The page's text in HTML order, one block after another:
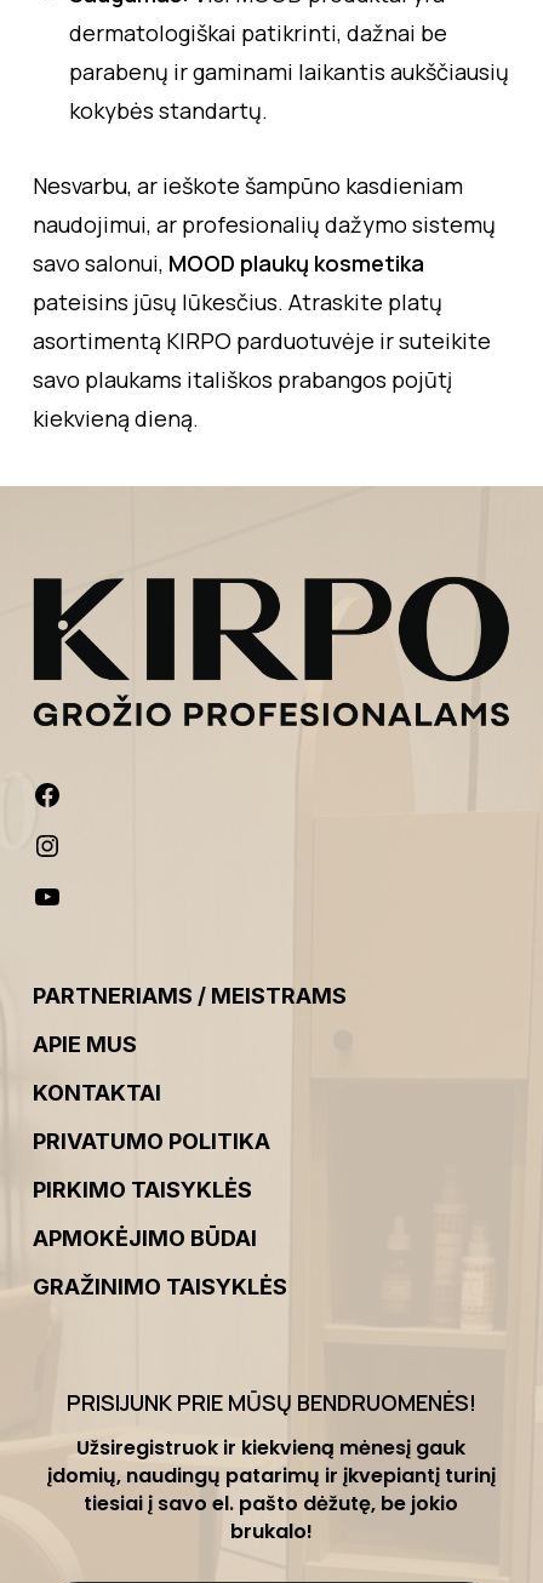
dermatologiškai patikrinti, dažnai be
parabenų ir gaminami laikantis aukščiausių
kokybės standartų.
Nesvarbu, ar ieškote šampūno kasdieniam
naudojimui, ar profesionalių dažymo sistemų
savo salonui, MOOD plaukų kosmetika
pateisins jūsų lūkesčius. Atraskite platų
asortimentą KIRPO parduotuvėje ir suteikite
savo plaukams itališkos prabangos pojūtį
kiekvieną dieną.
PARTNERIAMS / MEISTRAMS
APIE MUS
KONTAKTAI
PRIVATUMO POLITIKA
PIRKIMO TAISYKLĖS
APMOKĖJIMO BŪDAI
GRAŽINIMO TAISYKLĖS
PRISIJUNK PRIE MŪSŲ BENDRUOMENĖS!
Užsiregistruok ir kiekvieną mėnesį gauk
įdomių, naudingų patarimų ir įkvepiantį turinį
tiesiai į savo el. pašto dėžutę, be jokio
brukalo!